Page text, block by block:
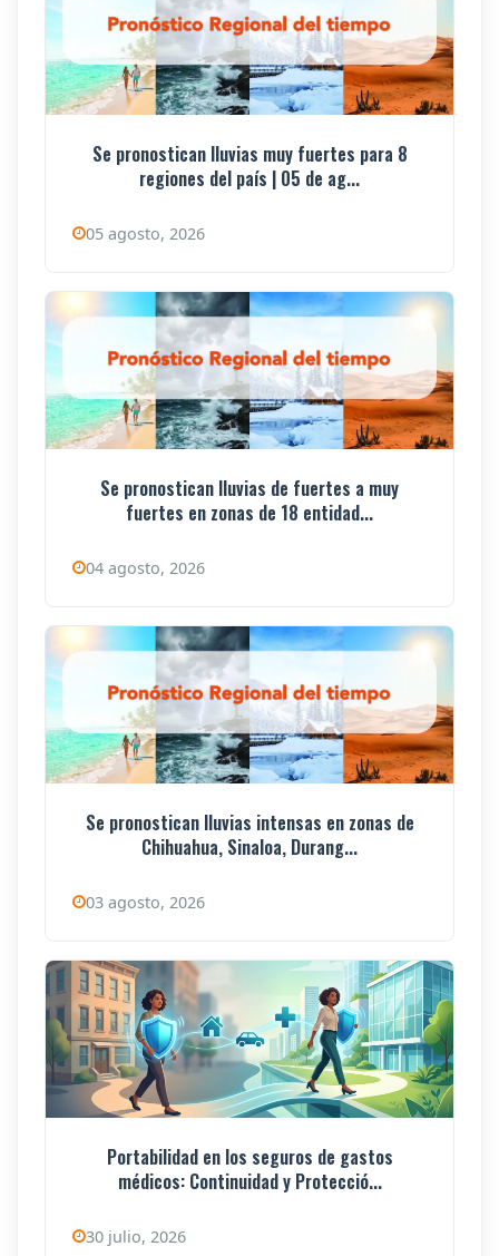
Se pronostican lluvias muy fuertes para 8
regiones del país | 05 de ag...
05 agosto, 2026
Se pronostican lluvias de fuertes a muy
fuertes en zonas de 18 entidad...
04 agosto, 2026
Se pronostican lluvias intensas en zonas de
Chihuahua, Sinaloa, Durang...
03 agosto, 2026
Portabilidad en los seguros de gastos
médicos: Continuidad y Protecció...
30 julio, 2026